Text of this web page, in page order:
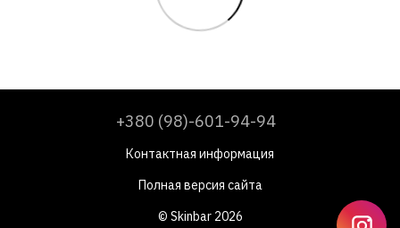
+380 (98)-601-94-94
Контактная информация
Полная версия сайта
© Skinbar 2026